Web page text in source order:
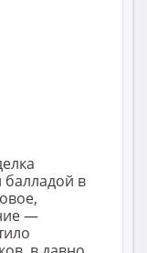
балладой в
—